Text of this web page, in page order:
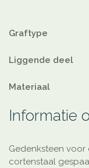
Graftype
Liggende deel
Materiaal
Informatie
Gedenksteen voor
cortenstaal